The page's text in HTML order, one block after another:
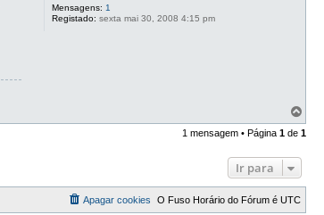
Mensagens: 1
Registado: sexta mai 30, 2008 4:15 pm
o
p
1 mensagem • Página 1 de 1
Ir para
O Fuso Horário do Fórum é UTC
Apagar cookies